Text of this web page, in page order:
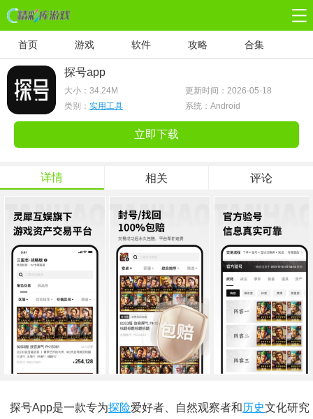
首页 游戏 软件 攻略 合集
探号app
大小： 34.24M
更新时间：2026-05-18
类别： 实用工具 系统：Android
立即下载
详情 相关 评论
探号App是一款专为探险爱好者、自然观察者和历史文化研究